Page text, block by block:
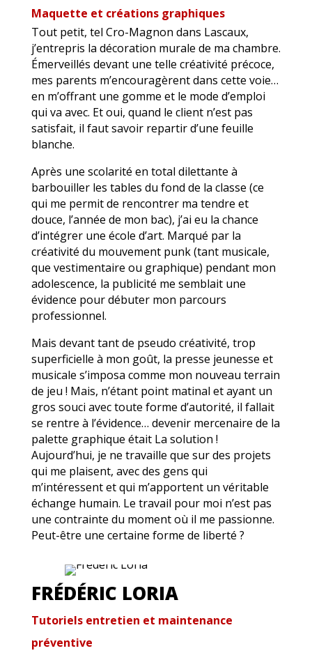
Maquette et créations graphiques
Tout petit, tel Cro-Magnon dans Lascaux,
j’entrepris la décoration murale de ma chambre.
Émerveillés devant une telle créativité précoce,
mes parents m’encouragèrent dans cette voie…
en m’offrant une gomme et le mode d’emploi
qui va avec. Et oui, quand le client n’est pas
satisfait, il faut savoir repartir d’une feuille
blanche.
Après une scolarité en total dilettante à
barbouiller les tables du fond de la classe (ce
qui me permit de rencontrer ma tendre et
douce, l’année de mon bac), j’ai eu la chance
d’intégrer une école d’art. Marqué par la
créativité du mouvement punk (tant musicale,
que vestimentaire ou graphique) pendant mon
adolescence, la publicité me semblait une
évidence pour débuter mon parcours
professionnel.
Mais devant tant de pseudo créativité, trop
superficielle à mon goût, la presse jeunesse et
musicale s’imposa comme mon nouveau terrain
de jeu ! Mais, n’étant point matinal et ayant un
gros souci avec toute forme d’autorité, il fallait
se rentre à l’évidence… devenir mercenaire de la
palette graphique était La solution !
Aujourd’hui, je ne travaille que sur des projets
qui me plaisent, avec des gens qui
m’intéressent et qui m’apportent un véritable
échange humain. Le travail pour moi n’est pas
une contrainte du moment où il me passionne.
Peut-être une certaine forme de liberté ?
FRÉDÉRIC LORIA
Tutoriels entretien et maintenance
préventive